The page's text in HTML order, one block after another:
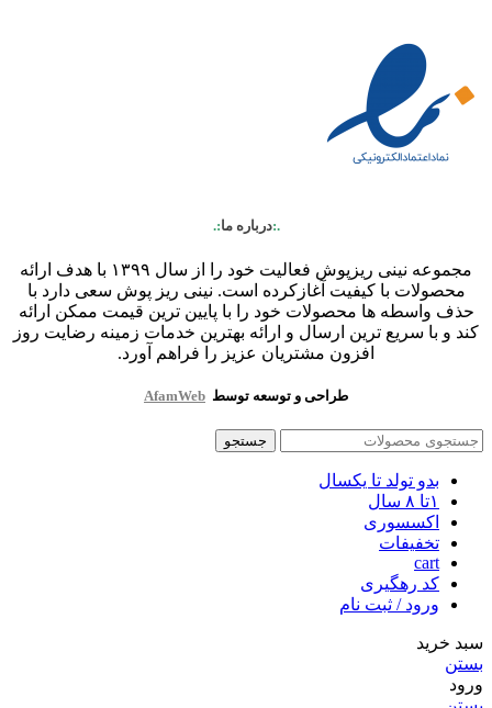
.:درباره ما:.
مجموعه نینی ریزپوش فعالیت خود را از سال ۱۳۹۹ با هدف ارائه
محصولات با کیفیت آغازکرده است. نینی ریز پوش سعی دارد با
حذف واسطه ها محصولات خود را با پایین ترین قیمت ممکن ارائه
کند و با سریع ترین ارسال و ارائه بهترین خدمات زمینه رضایت روز
افزون مشتریان عزیز را فراهم آورد.
طراحی و توسعه توسط AfamWeb
جستجو
بدو تولد تا یکسال
۱تا ۸ سال
اکسسوری
تخفیفات
cart
کد رهگیری
ورود / ثبت نام
سبد خرید
بستن
ورود